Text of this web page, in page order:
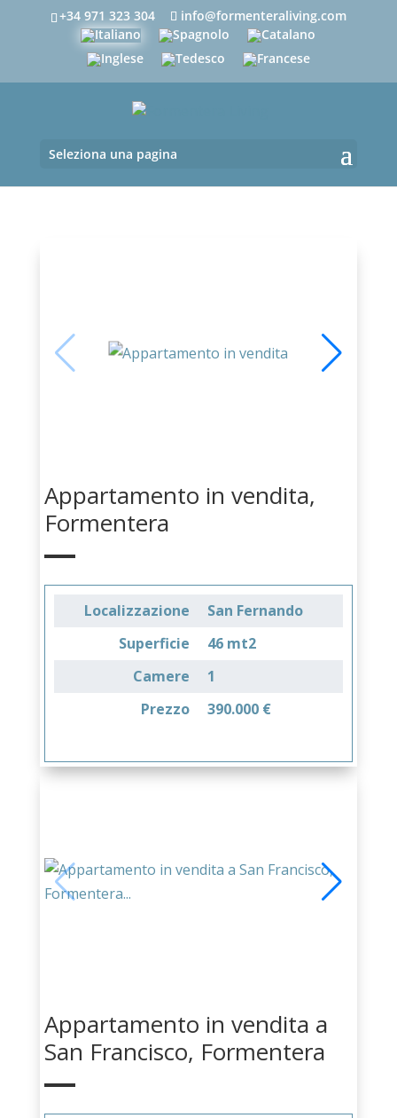
+34 971 323 304 info@formenteraliving.com
Seleziona una pagina
Appartamento in vendita,
Formentera
Localizzazione
San Fernando
Superficie
46 mt2
Camere
1
Prezzo
390.000 €
Appartamento in vendita a
San Francisco, Formentera